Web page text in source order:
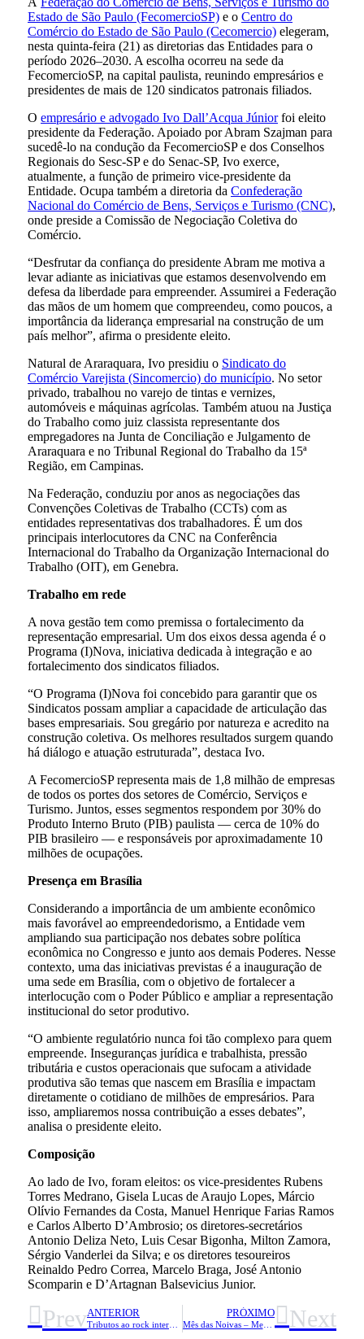
Estado de São Paulo (FecomercioSP) e o Centro do
Comércio do Estado de São Paulo (Cecomercio) elegeram,
nesta quinta-feira (21) as diretorias das Entidades para o
período 2026–2030. A escolha ocorreu na sede da
FecomercioSP, na capital paulista, reunindo empresários e
presidentes de mais de 120 sindicatos patronais filiados.
O empresário e advogado Ivo Dall’Acqua Júniorfoi eleito
presidente da Federação. Apoiado por Abram Szajman para
sucedê-lo na condução da FecomercioSP e dos Conselhos
Regionais do Sesc-SP e do Senac-SP, Ivo exerce,
atualmente, a função de primeiro vice-presidente da
Entidade. Ocupa também a diretoria da Confederação
Nacional do Comércio de Bens, Serviços e Turismo (CNC),
onde preside a Comissão de Negociação Coletiva do
Comércio.
“Desfrutar da confiança do presidente Abram me motiva a
levar adiante as iniciativas que estamos desenvolvendo em
defesa da liberdade para empreender. Assumirei a Federação
das mãos de um homem que compreendeu, como poucos, a
importância da liderança empresarial na construção de um
país melhor”, afirma o presidente eleito.
Natural de Araraquara, Ivo presidiu o Sindicato do
Comércio Varejista (Sincomercio) do município. No setor
privado, trabalhou no varejo de tintas e vernizes,
automóveis e máquinas agrícolas. Também atuou na Justiça
do Trabalho como juiz classista representante dos
empregadores na Junta de Conciliação e Julgamento de
Araraquara e no Tribunal Regional do Trabalho da 15ª
Região, em Campinas.
Na Federação, conduziu por anos as negociações das
Convenções Coletivas de Trabalho (CCTs) com as
entidades representativas dos trabalhadores. É um dos
principais interlocutores da CNC na Conferência
Internacional do Trabalho da Organização Internacional do
Trabalho (OIT), em Genebra.
Trabalho em rede
A nova gestão tem como premissa o fortalecimento da
representação empresarial. Um dos eixos dessa agenda é o
Programa (I)Nova, iniciativa dedicada à integração e ao
fortalecimento dos sindicatos filiados.
“O Programa (I)Nova foi concebido para garantir que os
Sindicatos possam ampliar a capacidade de articulação das
bases empresariais. Sou gregário por natureza e acredito na
construção coletiva. Os melhores resultados surgem quando
há diálogo e atuação estruturada”, destaca Ivo.
A FecomercioSP representa mais de 1,8 milhão de empresas
de todos os portes dos setores de Comércio, Serviços e
Turismo. Juntos, esses segmentos respondem por 30% do
Produto Interno Bruto (PIB) paulista — cerca de 10% do
PIB brasileiro — e responsáveis por aproximadamente 10
milhões de ocupações.
Presença em Brasília
Considerando a importância de um ambiente econômico
mais favorável ao empreendedorismo, a Entidade vem
ampliando sua participação nos debates sobre política
econômica no Congresso e junto aos demais Poderes. Nesse
contexto, uma das iniciativas previstas é a inauguração de
uma sede em Brasília, com o objetivo de fortalecer a
interlocução com o Poder Público e ampliar a representação
institucional do setor produtivo.
“O ambiente regulatório nunca foi tão complexo para quem
empreende. Inseguranças jurídica e trabalhista, pressão
tributária e custos operacionais que sufocam a atividade
produtiva são temas que nascem em Brasília e impactam
diretamente o cotidiano de milhões de empresários. Para
isso, ampliaremos nossa contribuição a esses debates”,
analisa o presidente eleito.
Composição
Ao lado de Ivo, foram eleitos: os vice-presidentes Rubens
Torres Medrano, Gisela Lucas de Araujo Lopes, Márcio
Olívio Fernandes da Costa, Manuel Henrique Farias Ramos
e Carlos Alberto D’Ambrosio; os diretores-secretários
Antonio Deliza Neto, Luis Cesar Bigonha, Milton Zamora,
Sérgio Vanderlei da Silva; e os diretores tesoureiros
Reinaldo Pedro Correa, Marcelo Braga, José Antonio
Scomparin e D’Artagnan Balsevicius Junior.
PrevANTERIOR PRÓXIMO
Mês das Noivas – Mercado de Casamentos estimula economia da RM Vale e movimenta mais de R$ 1 bilhão por ano Next